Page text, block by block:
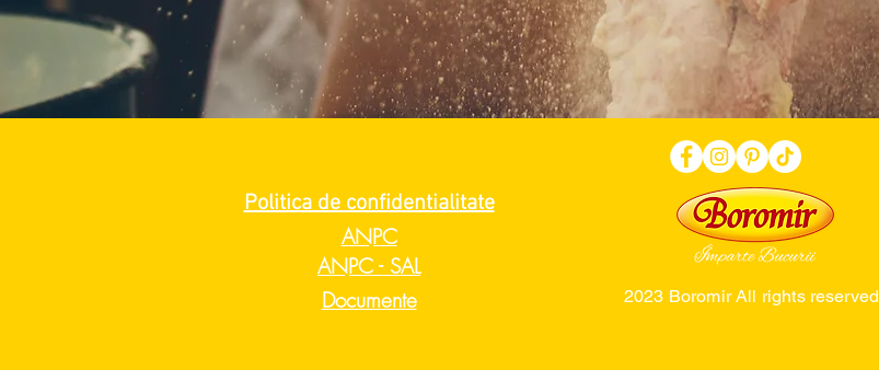
Politica de confidentialitate
ANPC
ANPC - SAL
Documente
2023 Boromir All rights reserved